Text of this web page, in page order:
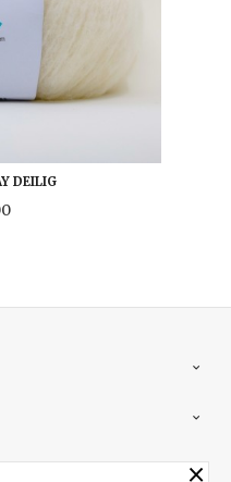
DEILIG
×